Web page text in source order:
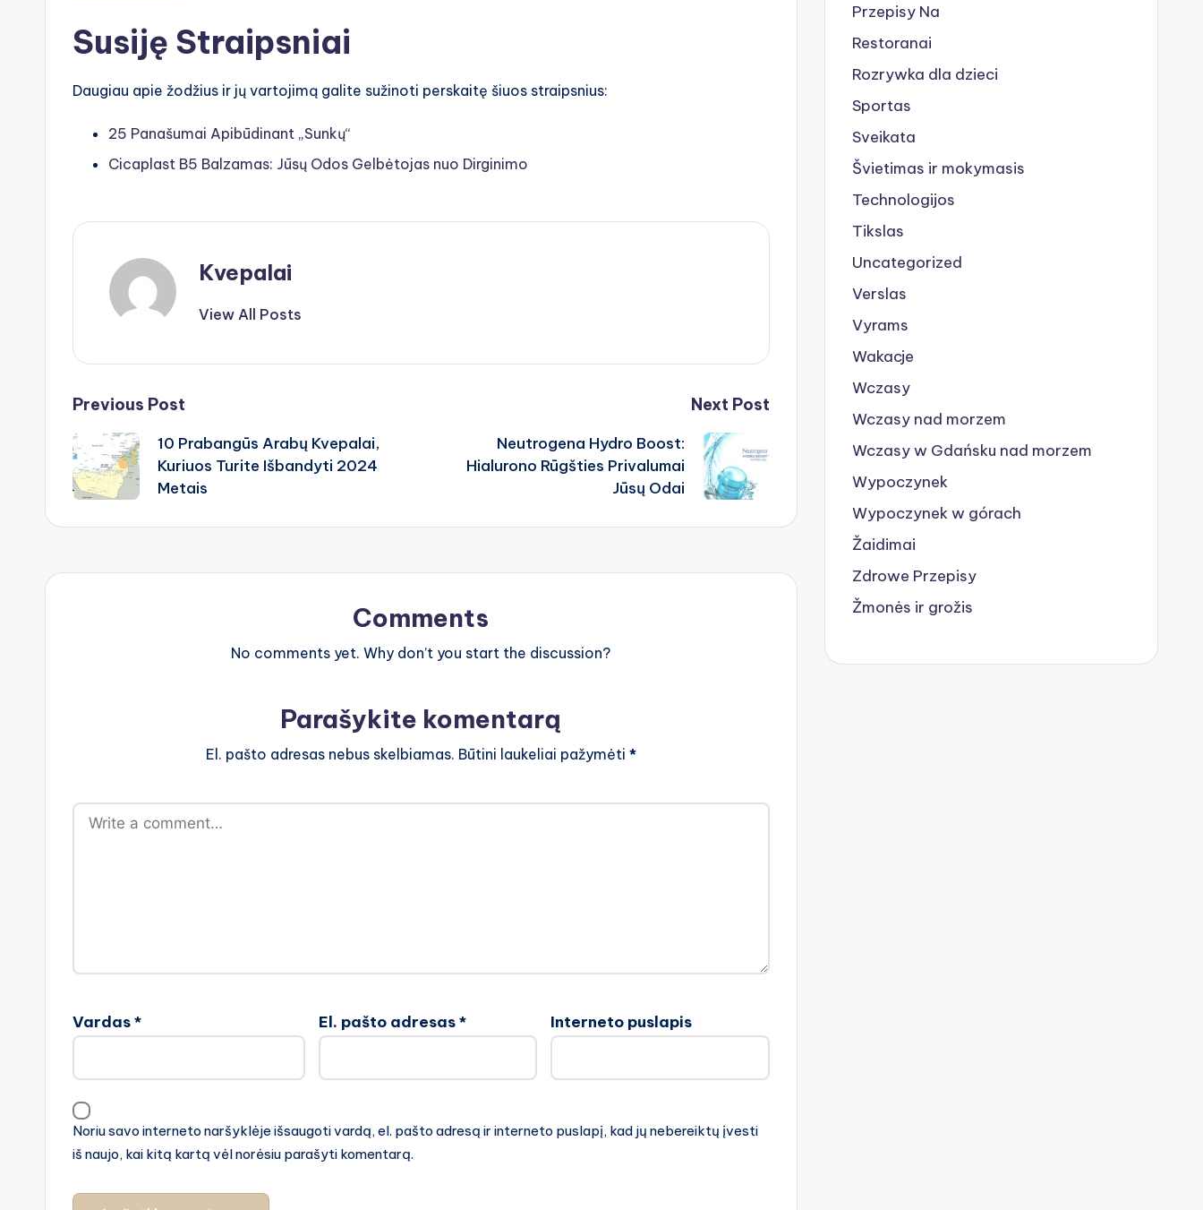
Susiję Straipsniai
Daugiau apie žodžius ir jų vartojimą galite sužinoti perskaitę šiuos straipsnius:
25 Panašumai Apibūdinant „Sunkų“
Cicaplast B5 Balzamas: Jūsų Odos Gelbėtojas nuo Dirginimo
Kvepalai
View All Posts
Post
navigation
Previous Post
10 Prabangūs Arabų Kvepalai,
Kuriuos Turite Išbandyti 2024
Metais
Next Post
Neutrogena Hydro Boost:
Hialurono Rūgšties Privalumai
Jūsų Odai
Comments
No comments yet. Why don’t you start the discussion?
Parašykite komentarą
El. pašto adresas nebus skelbiamas. Būtini laukeliai pažymėti *
Vardas* El. pašto adresas* Interneto puslapis
Noriu savo interneto naršyklėje išsaugoti vardą, el. pašto adresą ir interneto puslapį, kad jų nebereiktų įvesti
iš naujo, kai kitą kartą vėl norėsiu parašyti komentarą.
Przepisy Na
Restoranai
Rozrywka dla dzieci
Sportas
Sveikata
Švietimas ir mokymasis
Technologijos
Tikslas
Uncategorized
Verslas
Vyrams
Wakacje
Wczasy
Wczasy nad morzem
Wczasy w Gdańsku nad morzem
Wypoczynek
Wypoczynek w górach
Žaidimai
Zdrowe Przepisy
Žmonės ir grožis